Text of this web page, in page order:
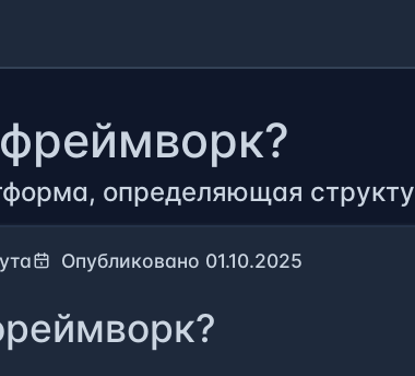
определяющая
Опубликовано 01.10.2025